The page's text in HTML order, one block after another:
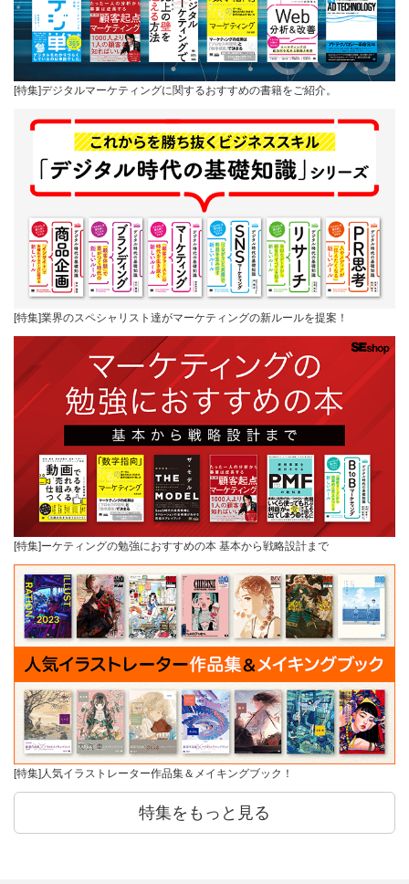
[特集]デジタルマーケティングに関するおすすめの書籍をご紹介。
[特集]業界のスペシャリスト達がマーケティングの新ルールを提案！
[特集]ーケティングの勉強におすすめの本 基本から戦略設計まで
[特集]人気イラストレーター作品集＆メイキングブック！
特集をもっと見る